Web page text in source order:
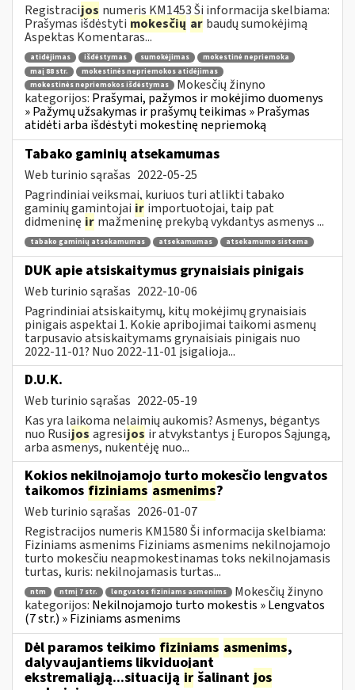
Registracijos numeris KM1453 Ši informacija skelbiama:
Prašymas išdėstyti mokesčių ar baudų sumokėjimą
Aspektas Komentaras...
atidėjimas išdėstymas sumokėjimas
mokestinė nepriemoka
maį 88 str.
mokestinės nepriemokos atidėjimas
mokestinės nepriemokos išdėstymas
Mokesčių žinyno
kategorijos: Prašymai, pažymos ir mokėjimo duomenys
» Pažymų užsakymas ir prašymų teikimas » Prašymas
atidėti arba išdėstyti mokestinę nepriemoką
Tabako gaminių atsekamumas
Web turinio sąrašas 2022-05-25
Pagrindiniai veiksmai, kuriuos turi atlikti tabako
gaminių gamintojai ir importuotojai, taip pat
didmeninę ir mažmeninę prekybą vykdantys asmenys ...
tabako gaminių atsekamumas atsekamumas atsekamumo sistema
DUK apie atsiskaitymus grynaisiais pinigais
Web turinio sąrašas 2022-10-06
Pagrindiniai atsiskaitymų, kitų mokėjimų grynaisiais
pinigais aspektai 1. Kokie apribojimai taikomi asmenų
tarpusavio atsiskaitymams grynaisiais pinigais nuo
2022-11-01? Nuo 2022-11-01 įsigalioja...
D.U.K.
Web turinio sąrašas 2022-05-19
Kas yra laikoma nelaimių aukomis? Asmenys, bėgantys
nuo Rusijos agresijos ir atvykstantys į Europos Sąjungą,
arba asmenys, nukentėję nuo...
Kokios nekilnojamojo turto mokesčio lengvatos
taikomos fiziniams asmenims?
Web turinio sąrašas 2026-01-07
Registracijos numeris KM1580 Ši informacija skelbiama:
Fiziniams asmenims Fiziniams asmenims nekilnojamojo
turto mokesčiu neapmokestinamas toks nekilnojamasis
turtas, kuris: nekilnojamasis turtas...
ntm ntmį 7 str. lengvatos fiziniams asmenims
Mokesčių žinyno
kategorijos: Nekilnojamojo turto mokestis » Lengvatos
(7 str.) » Fiziniams asmenims
Dėl paramos teikimo fiziniams asmenims,
dalyvaujantiems likviduojant
ekstremaliąją...situaciją ir šalinant jos